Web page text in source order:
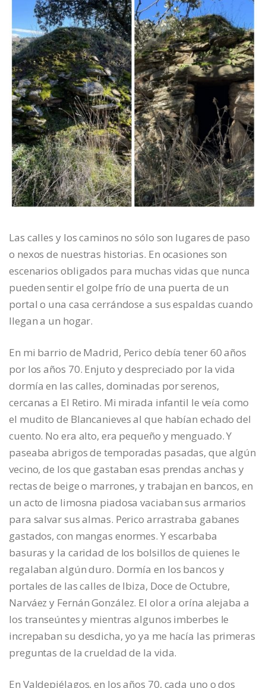
Las calles y los caminos no sólo son lugares de paso
o nexos de nuestras historias. En ocasiones son
escenarios obligados para muchas vidas que nunca
pueden sentir el golpe frío de una puerta de un
portal o una casa cerrándose a sus espaldas cuando
llegan a un hogar.
En mi barrio de Madrid, Perico debía tener 60 años
por los años 70. Enjuto y despreciado por la vida
dormía en las calles, dominadas por serenos,
cercanas a El Retiro. Mi mirada infantil le veía como
el mudito de Blancanieves al que habían echado del
cuento. No era alto, era pequeño y menguado. Y
paseaba abrigos de temporadas pasadas, que algún
vecino, de los que gastaban esas prendas anchas y
rectas de beige o marrones, y trabajan en bancos, en
un acto de limosna piadosa vaciaban sus armarios
para salvar sus almas. Perico arrastraba gabanes
gastados, con mangas enormes. Y escarbaba
basuras y la caridad de los bolsillos de quienes le
regalaban algún duro. Dormía en los bancos y
portales de las calles de Ibiza, Doce de Octubre,
Narváez y Fernán González. El olor a orína alejaba a
los transeúntes y mientras algunos imberbes le
increpaban su desdicha, yo ya me hacía las primeras
preguntas de la crueldad de la vida.
En Valdepiélagos, en los años 70, cada uno o dos